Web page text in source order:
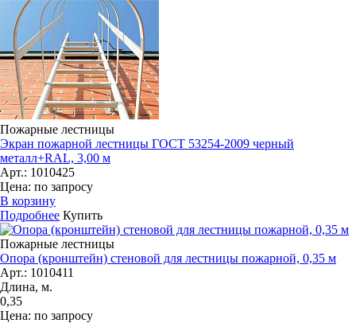
Пожарные лестницы
Экран пожарной лестницы ГОСТ 53254-2009 черный
металл+RAL, 3,00 м
Арт.: 1010425
Цена: по запросу
В корзину
Подробнее Купить
Пожарные лестницы
Опора (кронштейн) стеновой для лестницы пожарной, 0,35 м
Арт.: 1010411
Длина, м.
0,35
Цена: по запросу